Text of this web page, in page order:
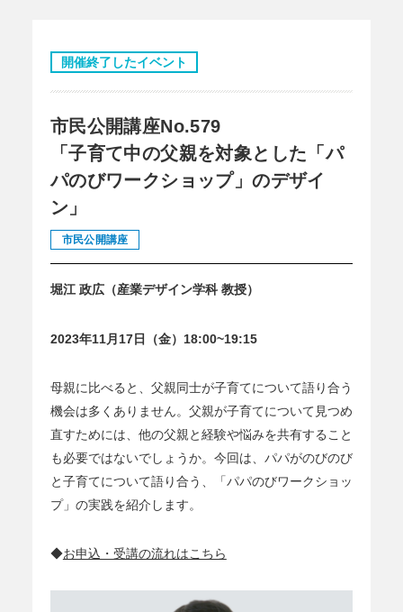
開催終了したイベント
市民公開講座No.579
「子育て中の父親を対象とした「パ
パのびワークショップ」のデザイ
ン」
市民公開講座
堀江 政広（産業デザイン学科 教授）
2023年11月17日（金）18:00~19:15
母親に比べると、父親同士が子育てについて語り合う
機会は多くありません。父親が子育てについて見つめ
直すためには、他の父親と経験や悩みを共有すること
も必要ではないでしょうか。今回は、パパがのびのび
と子育てについて語り合う、「パパのびワークショッ
プ」の実践を紹介します。
◆お申込・受講の流れはこちら